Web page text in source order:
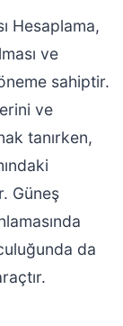
Hesaplama,
ve
sahiptir.
ve
tanırken,
Güneş
da